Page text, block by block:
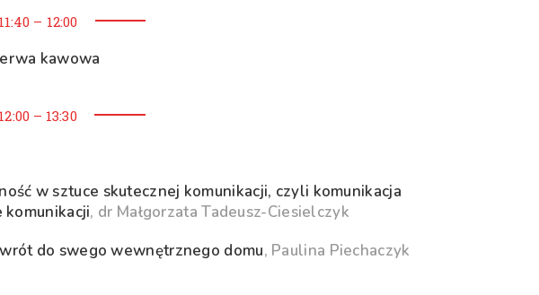
11:40 – 12:00
kawowa
12:00 – 13:30
w sztuce skutecznej komunikacji, czyli komunikacja
, dr Małgorzata Tadeusz-Ciesielczyk
do swego wewnętrznego domu, Paulina Piechaczyk